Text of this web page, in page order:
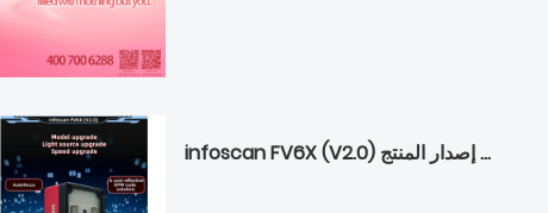
infoscan FV6X (V2.0) معاينة إصدار المنتج